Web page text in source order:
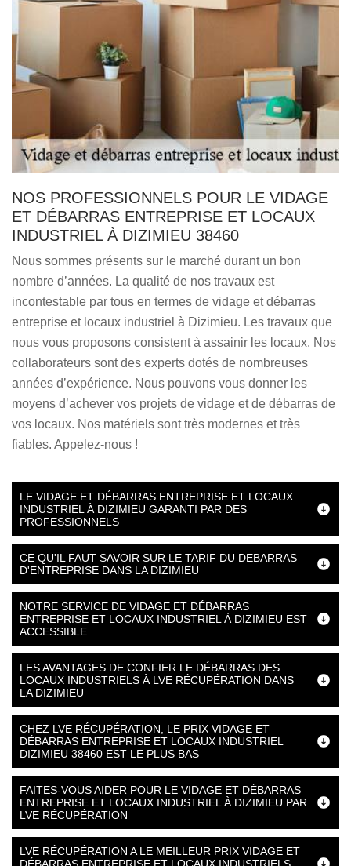
NOS PROFESSIONNELS POUR LE VIDAGE
ET DÉBARRAS ENTREPRISE ET LOCAUX
INDUSTRIEL À DIZIMIEU 38460
Nous sommes présents sur le marché durant un bon
nombre d’années. La qualité de nos travaux est
incontestable par tous en termes de vidage et débarras
entreprise et locaux industriel à Dizimieu. Les travaux que
nous vous proposons consistent à assainir les locaux. Nos
collaborateurs sont des experts dotés de nombreuses
années d’expérience. Nous pouvons vous donner les
moyens d’achever vos projets de vidage et de débarras de
vos locaux. Nos matériels sont très modernes et très
fiables. Appelez-nous !
LE VIDAGE ET DÉBARRAS ENTREPRISE ET LOCAUX
INDUSTRIEL À DIZIMIEU GARANTI PAR DES
PROFESSIONNELS
CE QU'IL FAUT SAVOIR SUR LE TARIF DU DEBARRAS
D'ENTREPRISE DANS LA DIZIMIEU
NOTRE SERVICE DE VIDAGE ET DÉBARRAS
ENTREPRISE ET LOCAUX INDUSTRIEL À DIZIMIEU EST
ACCESSIBLE
LES AVANTAGES DE CONFIER LE DÉBARRAS DES
LOCAUX INDUSTRIELS À LVE RÉCUPÉRATION DANS
LA DIZIMIEU
CHEZ LVE RÉCUPÉRATION, LE PRIX VIDAGE ET
DÉBARRAS ENTREPRISE ET LOCAUX INDUSTRIEL
DIZIMIEU 38460 EST LE PLUS BAS
FAITES-VOUS AIDER POUR LE VIDAGE ET DÉBARRAS
ENTREPRISE ET LOCAUX INDUSTRIEL À DIZIMIEU PAR
LVE RÉCUPÉRATION
LVE RÉCUPÉRATION A LE MEILLEUR PRIX VIDAGE ET